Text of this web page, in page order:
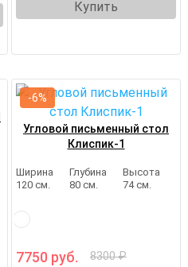
Купить
Угловой письменный стол
Клиспик-1
Ширина
120 см.
Глубина
80 см.
Высота
74 см.
7750 руб. 8300 ₽
-6%